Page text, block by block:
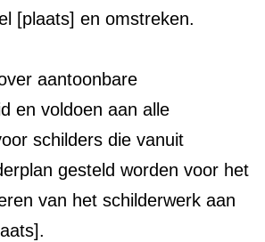
[plaats] en omstreken.
aantoonbare
en voldoen aan alle
schilders die vanuit
gesteld worden voor het
van het schilderwerk aan